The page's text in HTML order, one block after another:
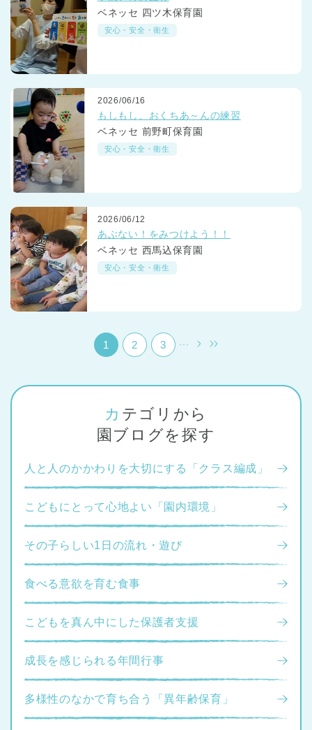
千葉県
兵庫県
ベネッセ 四ツ木保育園
安心・安全・衛生
2026/06/16
もしもし、おくちあ～んの練習
ベネッセ 前野町保育園
安心・安全・衛生
2026/06/12
あぶない！をみつけよう！！
ベネッセ 西馬込保育園
安心・安全・衛生
1 2 3
カテゴリから
園ブログを探す
人と人のかかわりを大切にする「クラス編成」
こどもにとって心地よい「園内環境」
その子らしい1日の流れ・遊び
食べる意欲を育む食事
こどもを真ん中にした保護者支援
成長を感じられる年間行事
多様性のなかで育ち合う「異年齢保育」